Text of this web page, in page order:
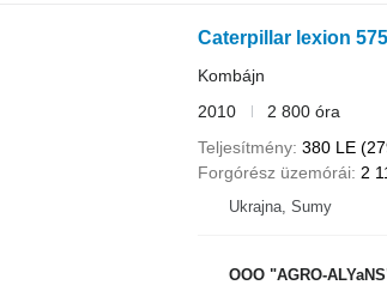
Caterpillar lexion
Kombájn
2010
2 800 óra
Teljesítmény 380 LE
Forgórész üzemórái 2
Ukrajna, Sumy
OOO "AGRO-